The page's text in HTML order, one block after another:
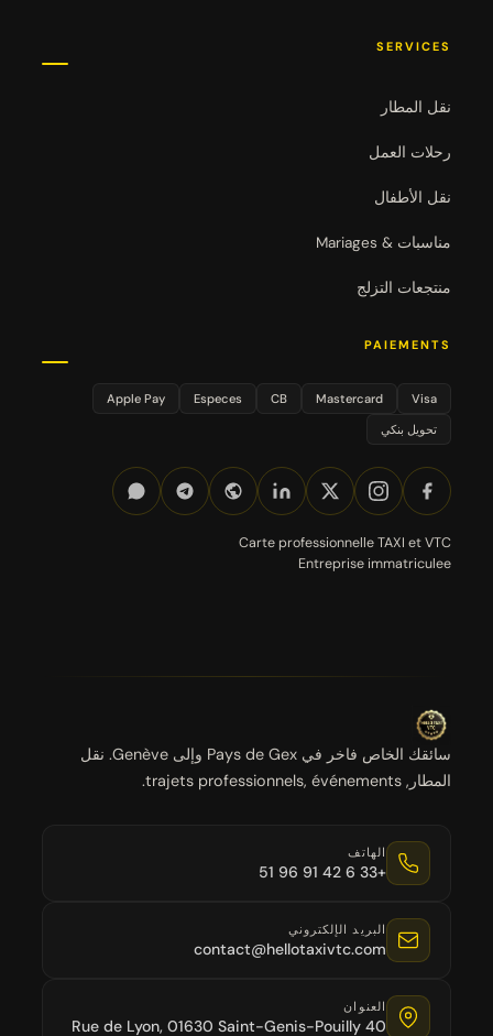
SERVICES
نقل المطار
رحلات العمل
نقل الأطفال
مناسبات & Mariages
منتجعات التزلج
PAIEMENTS
Visa
Mastercard
CB
Especes
Apple Pay
تحويل بنكي
Carte professionnelle TAXI et VTC
Entreprise immatriculee
سائقك الخاص فاخر في Pays de Gex وإلى Genève. نقل
المطار, trajets professionnels, événements.
الهاتف
+33 6 42 91 96 51
البريد الإلكتروني
contact@hellotaxivtc.com
العنوان
40 Rue de Lyon, 01630 Saint-Genis-Pouilly